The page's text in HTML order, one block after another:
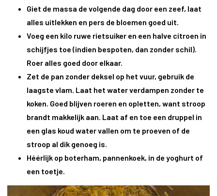
Giet de massa de volgende dag door een zeef, laat
alles uitlekken en pers de bloemen goed uit.
Voeg een kilo ruwe rietsuiker en een halve citroen in
schijfjes toe (indien bespoten, dan zonder schil).
Roer alles goed door elkaar.
Zet de pan zonder deksel op het vuur, gebruik de
laagste vlam. Laat het water verdampen zonder te
koken. Goed blijven roeren en opletten, want stroop
brandt makkelijk aan. Laat af en toe een druppel in
een glas koud water vallen om te proeven of de
stroop al dik genoeg is.
Héérlijk op boterham, pannenkoek, in de yoghurt of
een toetje.